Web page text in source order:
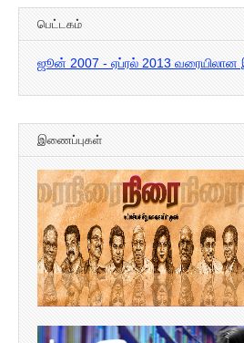
பெட்டகம்
ஜூன் 2007 - ஏப்ரல் 2013
இணைப்புகள்